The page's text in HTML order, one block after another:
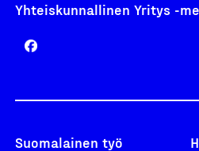
Yhteiskunnallinen Yritys -
Suomalainen työ